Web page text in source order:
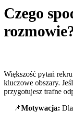
Czego
Większość pytań
kluczowe obszary.
przygotujesz trafne
📌Motywacja: